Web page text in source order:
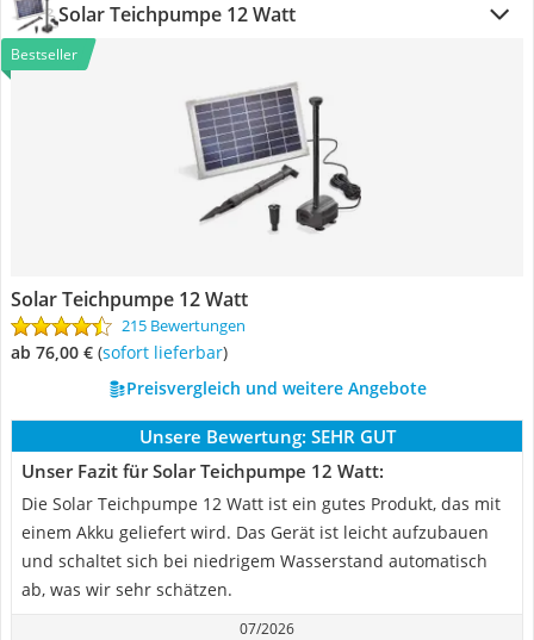
Solar Teichpumpe 12 Watt
Bestseller
Solar Teichpumpe 12 Watt
215 Bewertungen
ab 76,00 € ( Sofort lieferbar)
Preisvergleich und weitere Angebote
Unsere Bewertung: SEHR GUT
Unser Fazit für Solar Teichpumpe 12 Watt:
Die Solar Teichpumpe 12 Watt ist ein gutes Produkt, das mit
einem Akku geliefert wird. Das Gerät ist leicht aufzubauen
und schaltet sich bei niedrigem Wasserstand automatisch
ab, was wir sehr schätzen.
07/2026